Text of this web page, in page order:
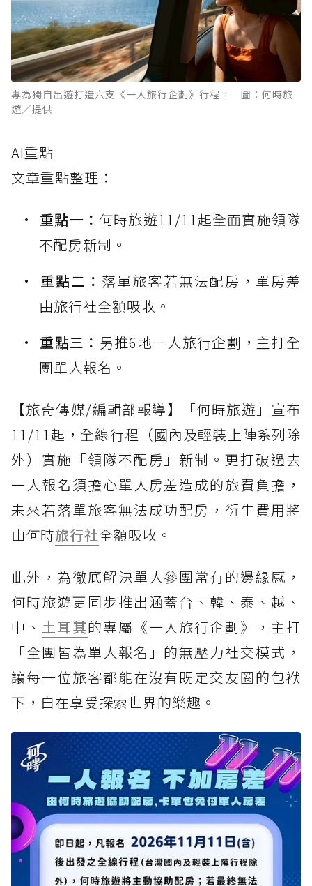
專為獨自出遊打造六支《一人旅行企劃》行程。 圖：何時旅
遊／提供
AI重點
文章重點整理：
重點一： 何時旅遊11/11起全面實施領隊
不配房新制。
重點二： 落單旅客若無法配房，單房差
由旅行社全額吸收。
重點三： 另推6地一人旅行企劃，主打全
團單人報名。
【旅奇傳媒/編輯部報導】「何時旅遊」宣布
11/11起，全線行程（國內及輕裝上陣系列除
外）實施「領隊不配房」新制。更打破過去
一人報名須擔心單人房差造成的旅費負擔，
未來若落單旅客無法成功配房，衍生費用將
由何時旅行社全額吸收。
此外，為徹底解決單人參團常有的邊緣感，
何時旅遊更同步推出涵蓋台、韓、泰、越、
中、 土耳其的專屬《一人旅行企劃》，主打
「全團皆為單人報名」的無壓力社交模式，
讓每一位旅客都能在沒有既定交友圈的包袱
下，自在享受探索世界的樂趣。